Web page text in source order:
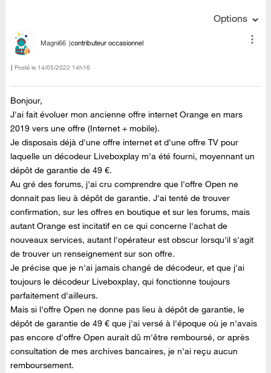
Options
Magni66 contributeur occasionnel
Posté le ‎14/05/2022 14h16
Bonjour,
J'ai fait évoluer mon ancienne offre internet Orange en mars
2019 vers une offre (Internet + mobile).
Je disposais déjà d'une offre internet et d'une offre TV pour
laquelle un décodeur Liveboxplay m'a été fourni, moyennant un
dépôt de garantie de 49 €.
Au gré des forums, j'ai cru comprendre que l'offre Open ne
donnait pas lieu à dépôt de garantie. J'ai tenté de trouver
confirmation, sur les offres en boutique et sur les forums, mais
autant Orange est incitatif en ce qui concerne l'achat de
nouveaux services, autant l'opérateur est obscur lorsqu'il s'agit
de trouver un renseignement sur son offre.
Je précise que je n'ai jamais changé de décodeur, et que j'ai
toujours le décodeur Liveboxplay, qui fonctionne toujours
parfaitement d'ailleurs.
Mais si l'offre Open ne donne pas lieu à dépôt de garantie, le
dépôt de garantie de 49 € que j'ai versé à l'époque où je n'avais
pas encore d'offre Open aurait dû m'être remboursé, or après
consultation de mes archives bancaires, je n'ai reçu aucun
remboursement.